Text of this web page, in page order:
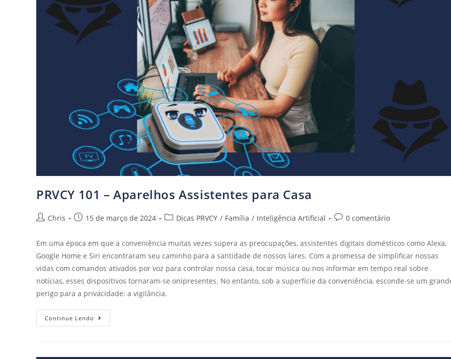
PRVCY 101 – Aparelhos Assistentes para Casa
Chris 15 de março de 2024 Dicas PRVCY / Família / Inteligência Artificial 0 comentário
Em uma época em que a conveniência muitas vezes supera as preocupações, assistentes digitais domésticos como Alexa,
Google Home e Siri encontraram seu caminho para a santidade de nossos lares. Com a promessa de simplificar nossas
vidas com comandos ativados por voz para controlar nossa casa, tocar música ou nos informar em tempo real sobre
notícias, esses dispositivos tornaram-se onipresentes. No entanto, sob a superfície da conveniência, esconde-se um
perigo para a privacidade: a vigilância.
Continue Lendo